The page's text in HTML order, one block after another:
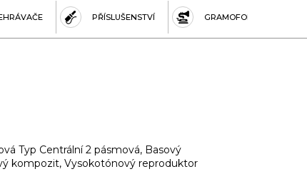
PŘÍSLUŠENSTVÍ GRAMOFONY
Typ Centrální 2 pásmová, Basový
kompozit, Vysokotónový reproduktor